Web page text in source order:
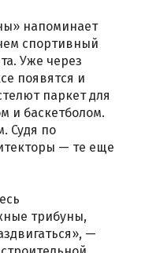
напоминает
спортивный
Уже через
появятся и
паркет для
и баскетболом.
Судя по
— те еще
трибуны,
—